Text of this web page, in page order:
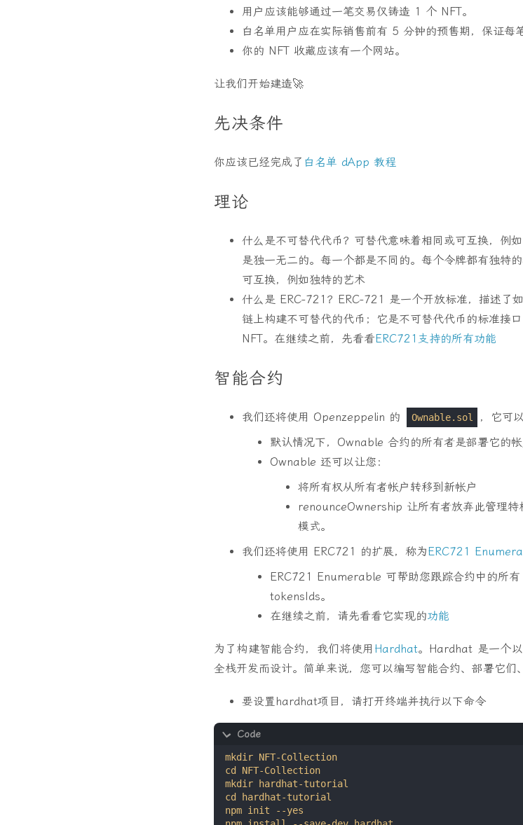
用户应该能够通过一笔交易仅铸造 1 个 NFT。
白名单用户应在实际销售前有 5 分钟的预售期，保证每
你的 NFT 收藏应该有一个网站。
让我们开始建造🚀
先决条件
你应该已经完成​​了 白名单 dApp 教程
理论
什么是不可替代代币？可替代意味着相同或可互换，例
是独一无二的。每一个都是不同的。每个令牌都有独特
可互换，例如独特的艺术
什么是 ERC-721？ERC-721 是一个开放标准，描述了
链上构建不可替代的代币；它是不可替代代币的标准接
NFT。在继续之前，先看看ERC721支持的所有功能
智能合约
我们还将使用 Openzeppelin 的 Ownable.sol
，它可
默认情况下，Ownable 合约的所有者是部署它的帐
Ownable 还可以让您：
将所有权从所有者帐户转移到新帐户
renounceOwnership 让所有者放弃此管理
模式。
我们还将使用 ERC721 的扩展，称为ERC721
ERC721 Enumerable 可帮助您跟踪合约中的所
tokensIds。
在继续之前，请先看看它实现的功能
为了构建智能合约，我们将使用 Hardhat。Hardhat 是一个
全栈开发而设计。简单来说，您可以编写智能合约、部署它们
要设置hardhat项目，请打开终端并执行以下命令
1
2
3
4
5
mkdir NFT-Collection
cd NFT-Collection